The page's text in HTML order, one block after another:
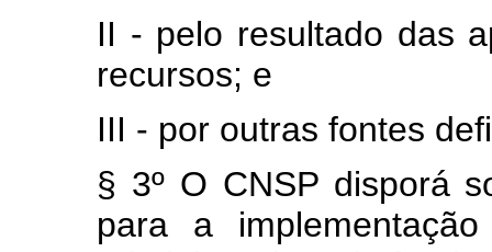
II - pelo resultado das
recursos; e
III - por outras fontes
§ 3º O CNSP disporá
para a